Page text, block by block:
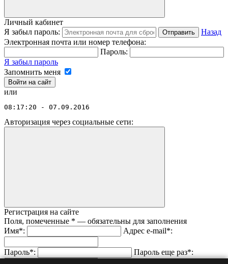
Личный кабинет
Я забыл пароль:
Отправить
Назад
Электронная почта или номер телефона:
Пароль:
Я забыл пароль
Запомнить меня
или
08:17:20 - 07.09.2016
Авторизация через социальные сети:
Регистрация на сайте
Поля, помеченные * — обязательны для заполнения
Имя*: Адрес e-mail*:
Пароль*: Пароль еще раз*: